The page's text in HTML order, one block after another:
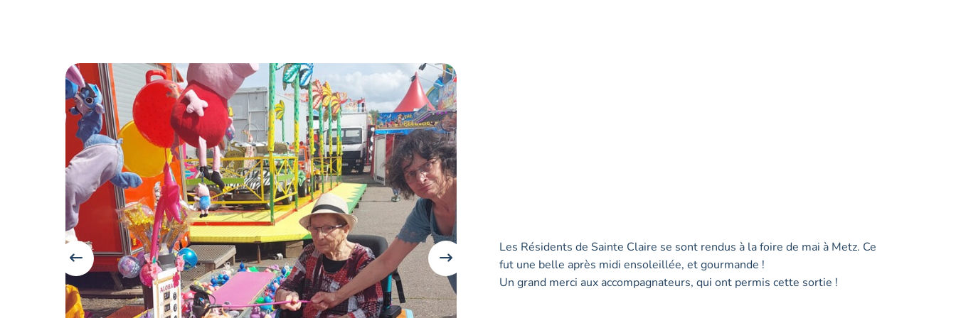
Les Résidents de Sainte Claire se sont rendus à la foire de mai à Metz. Ce
fut une belle après midi ensoleillée, et gourmande !
Un grand merci aux accompagnateurs, qui ont permis cette sortie !